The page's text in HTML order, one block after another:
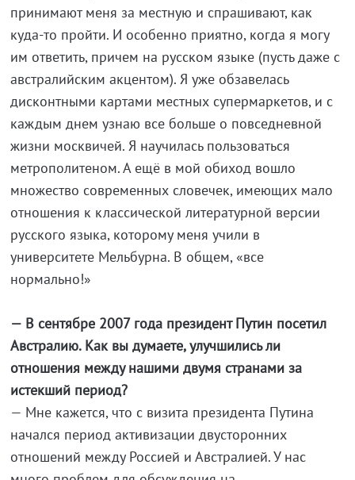
принимают меня за местную и спрашивают, как
куда-то пройти. И особенно приятно, когда я могу
им ответить, причем на русском языке (пусть даже с
австралийским акцентом). Я уже обзавелась
дисконтными картами местных супермаркетов, и с
каждым днем узнаю все больше о повседневной
жизни москвичей. Я научилась пользоваться
метрополитеном. А ещё в мой обиход вошло
множество современных словечек, имеющих мало
отношения к классической литературной версии
русского языка, которому меня учили в
университете Мельбурна. В общем, «все
нормально!»
— В сентябре 2007 года президент Путин посетил
Австралию. Как вы думаете, улучшились ли
отношения между нашими двумя странами за
истекший период?
— Мне кажется, что с визита президента Путина
начался период активизации двусторонних
отношений между Россией и Австралией. У нас